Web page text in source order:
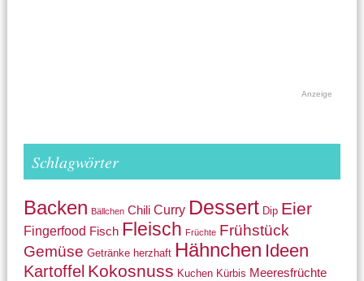
Anzeige
Schlagwörter
Backen Bällchen Chili Curry Dessert Dip Eier
Fingerfood Fisch Fleisch Früchte Frühstück
Gemüse Getränke herzhaft Hähnchen Ideen
Kartoffel Kokosnuss Kuchen Kürbis Meeresfrüchte